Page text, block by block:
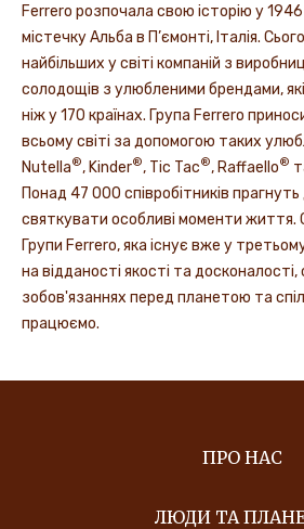
Ferrero розпочала свою історію у
містечку Альба в П’ємонті, Італія.
найбільших у світі компаній з
солодощів з улюбленими брендами,
ніж у 170 країнах. Група Ferrero
всьому світі за допомогою таких
Nutella®, Kinder®, Tic Tac®, Raffaello®
Понад 47 000 співробітників
святкувати особливі моменти життя.
Групи Ferrero, яка існує вже у
на відданості якості та
зобов'язаннях перед планетою та
працюємо.
ПРО НАС
ЛЮДИ ТА